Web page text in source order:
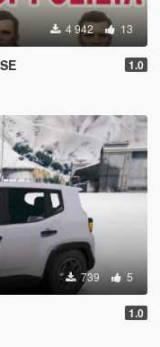
4 942 13
1.0
739 5
1.0